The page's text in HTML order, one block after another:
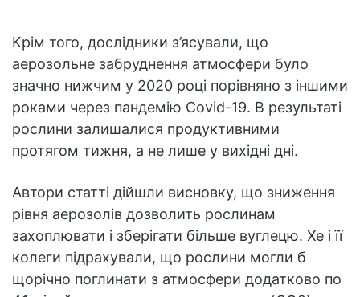
Крім того, дослідники з’ясували, що
аерозольне забруднення атмосфери було
значно нижчим у 2020 році порівняно з іншими
роками через пандемію Covid-19. В результаті
рослини залишалися продуктивними
протягом тижня, а не лише у вихідні дні.
Автори статті дійшли висновку, що зниження
рівня аерозолів дозволить рослинам
захоплювати і зберігати більше вуглецю. Хе і її
колеги підрахували, що рослини могли б
щорічно поглинати з атмосфери додатково по